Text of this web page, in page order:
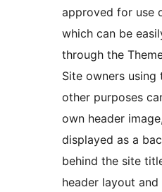
approved for use
which can be
through the
Site owners using
other purposes
own header
displayed as a
behind the site
header layout